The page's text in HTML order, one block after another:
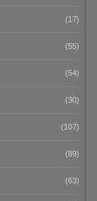
(17)
(55)
(54)
(30)
(107)
(89)
(63)